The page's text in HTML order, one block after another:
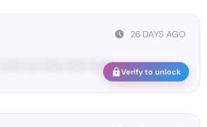
26 DAYS AGO
•••• •••••• •••••• •••••• Verify to unlock